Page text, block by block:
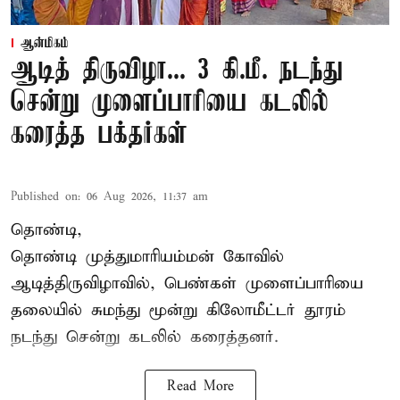
ஆன்மிகம்
ஆடித் திருவிழா... 3 கி.மீ. நடந்து
சென்று முளைப்பாரியை கடலில்
கரைத்த பக்தர்கள்
Published on: 06 Aug 2026, 11:37 am
தொண்டி,
தொண்டி முத்துமாரியம்மன் கோவில்
ஆடித்திருவிழாவில், பெண்கள் முளைப்பாரியை
தலையில் சுமந்து மூன்று கிலோமீட்டர் தூரம்
நடந்து சென்று கடலில் கரைத்தனர்.
Read More